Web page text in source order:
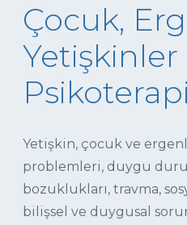
Çocuk,
Yetişkinler
Psikoterapi
Yetişkin, çocuk ve
problemleri, duygu
bozuklukları, travma,
bilişsel ve duygusal